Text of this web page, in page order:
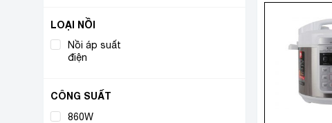
LOẠI NỒI
Nồi áp suất
điện
CÔNG SUẤT
860W